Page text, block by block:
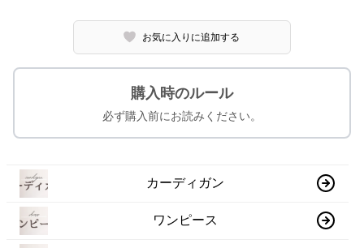
お気に入りに追加する
購入時のルール
必ず購入前にお読みください。
カーディガン
ワンピース